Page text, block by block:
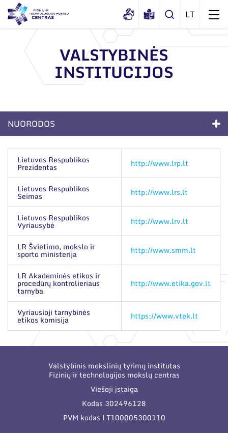
Apie mus
Dokumentai
Sertifikatai ir akreditavimo pažymėjimai
Korupcijos prevencija
Duomenų apsauga
Darbuotojams
Nuorodos
Narystė nacionalinėse ir tarptautinėse
organizacijose bei asociacijose
Administracija
Administraciniai skyriai
Mokslo taryba
Tarptautinė patarėjų taryba
Mokslininkai emeritai
Naujienos
Renginiai
Tinklalaidės
Leidiniai
Bendri rekvizitai
Administracija
Darbuotojų kontaktai
VALSTYBINĖS
INSTITUCIJOS
NUORODOS
Apie mus
Dokumentai
Sertifikatai ir akreditavimo pažymėjimai
Viešieji pirkimai
Korupcijos prevencija
Duomenų apsauga
Darbuotojams
Nuorodos
Narystė nacionalinėse ir tarptautinėse organizacijose
bei asociacijose
Lietuvos Respublikos
Prezidentas http://www.lrp.lt
Lietuvos Respublikos
Seimas http://www.lrs.lt
Lietuvos Respublikos
Vyriausybė http://www.lrv.lt
LR Švietimo, mokslo ir
sporto ministerija http://www.smm.lt
LR Akademinės etikos ir
procedūrų kontrolieriaus
tarnyba
http://www.etika.gov.lt
Vyriausioji tarnybinės
etikos komisija https://www.vtek.lt
Valstybinis mokslinių tyrimų institutas
Fizinių ir technologijos mokslų centras
Viešoji įstaiga
Kodas 302496128
PVM kodas LT100005300110